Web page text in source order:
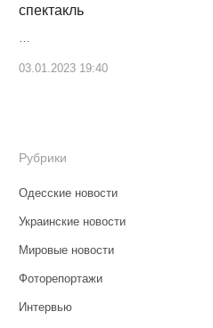
спектакль
03.01.2023 19:40
Рубрики
Одесские новости
Украинские новости
Мировые новости
Фоторепортажи
Интервью